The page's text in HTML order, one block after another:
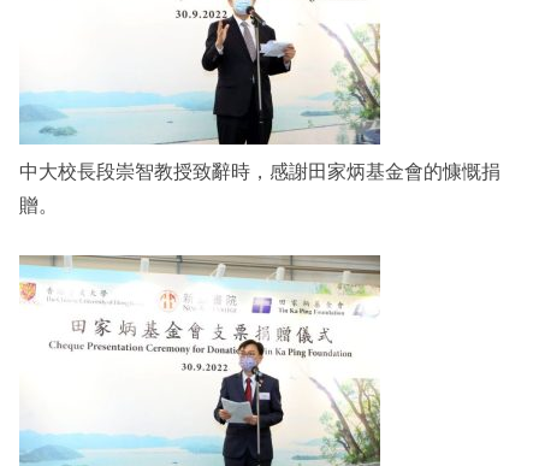
中大校長段崇智教授致辭時，感謝田家炳基金會的慷慨捐
贈。